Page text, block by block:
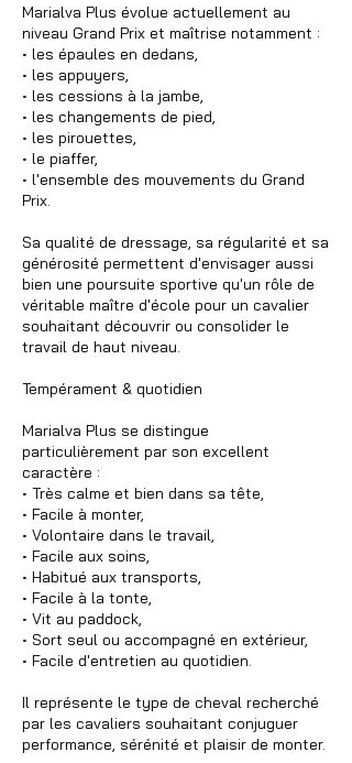
Marialva Plus évolue actuellement au
niveau Grand Prix et maîtrise notamment :
• les épaules en dedans,
• les appuyers,
• les cessions à la jambe,
• les changements de pied,
• les pirouettes,
• le piaffer,
• l'ensemble des mouvements du Grand
Prix.
Sa qualité de dressage, sa régularité et sa
générosité permettent d'envisager aussi
bien une poursuite sportive qu'un rôle de
véritable maître d'école pour un cavalier
souhaitant découvrir ou consolider le
travail de haut niveau.
Tempérament & quotidien
Marialva Plus se distingue
particulièrement par son excellent
caractère :
• Très calme et bien dans sa tête,
• Facile à monter,
• Volontaire dans le travail,
• Facile aux soins,
• Habitué aux transports,
• Facile à la tonte,
• Vit au paddock,
• Sort seul ou accompagné en extérieur,
• Facile d'entretien au quotidien.
Il représente le type de cheval recherché
par les cavaliers souhaitant conjuguer
performance, sérénité et plaisir de monter.